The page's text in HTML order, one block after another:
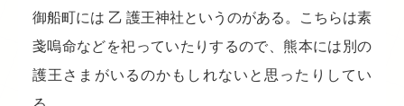
御船町には 乙 護王神社というのがある。こちらは素
戔嗚命などを祀っていたりするので、熊本には別の
護王さまがいるのかもしれないと思ったりしてい